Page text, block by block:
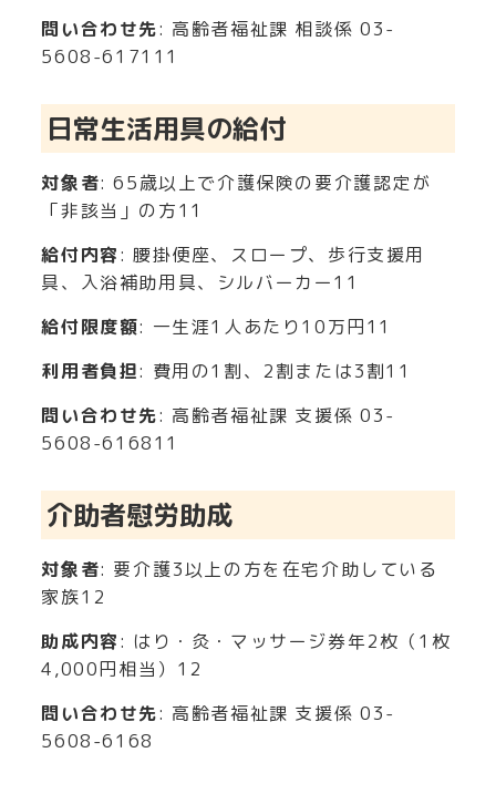
問い合わせ先: 高齢者福祉課 相談係 03-
5608-6171 11
日常生活用具の給付
対象者: 65歳以上で介護保険の要介護認定が
「非該当」の方11
給付内容: 腰掛便座、スロープ、歩行支援用
具、入浴補助用具、シルバーカー11
給付限度額: 一生涯1人あたり10万円11
利用者負担: 費用の1割、2割または3割11
問い合わせ先: 高齢者福祉課 支援係 03-
5608-616811
介助者慰労助成
対象者: 要介護3以上の方を在宅介助している
家族12
助成内容: はり・灸・マッサージ券年2枚（1枚
4,000円相当） 12
問い合わせ先: 高齢者福祉課 支援係 03-
5608-6168